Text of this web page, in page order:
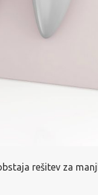
rešitev za